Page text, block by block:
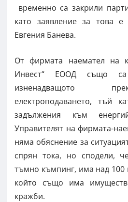
временно са закрили
като заявление за това
Евгения Банева.
От фирмата наемател на
Инвест“ ЕООД също
изненадващото
електроподаването, тъй
задължения към
Управителят на фирмата-
няма обяснение за
спрян тока, но сподели,
тъмно къмпинг, има над 100
който също има
кражби.